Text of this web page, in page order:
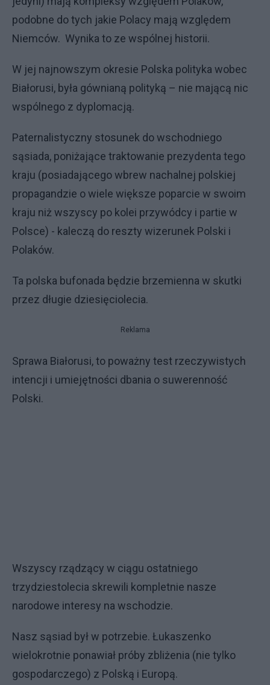
podobne do tych jakie Polacy mają względem
Niemców. Wynika to ze wspólnej historii.
W jej najnowszym okresie Polska polityka wobec
Białorusi, była gównianą polityką – nie mającą nic
wspólnego z dyplomacją.
Paternalistyczny stosunek do wschodniego
sąsiada, poniżające traktowanie prezydenta tego
kraju (posiadającego wbrew nachalnej polskiej
propagandzie o wiele większe poparcie w swoim
kraju niż wszyscy po kolei przywódcy i partie w
Polsce) - kaleczą do reszty wizerunek Polski i
Polaków.
Ta polska bufonada będzie brzemienna w skutki
przez długie dziesięciolecia.
Reklama
Sprawa Białorusi, to poważny test rzeczywistych
intencji i umiejętności dbania o suwerenność
Polski.
Wszyscy rządzący w ciągu ostatniego
trzydziestolecia skrewili kompletnie nasze
narodowe interesy na wschodzie.
Nasz sąsiad był w potrzebie. Łukaszenko
wielokrotnie ponawiał próby zbliżenia (nie tylko
gospodarczego) z Polską i Europą.